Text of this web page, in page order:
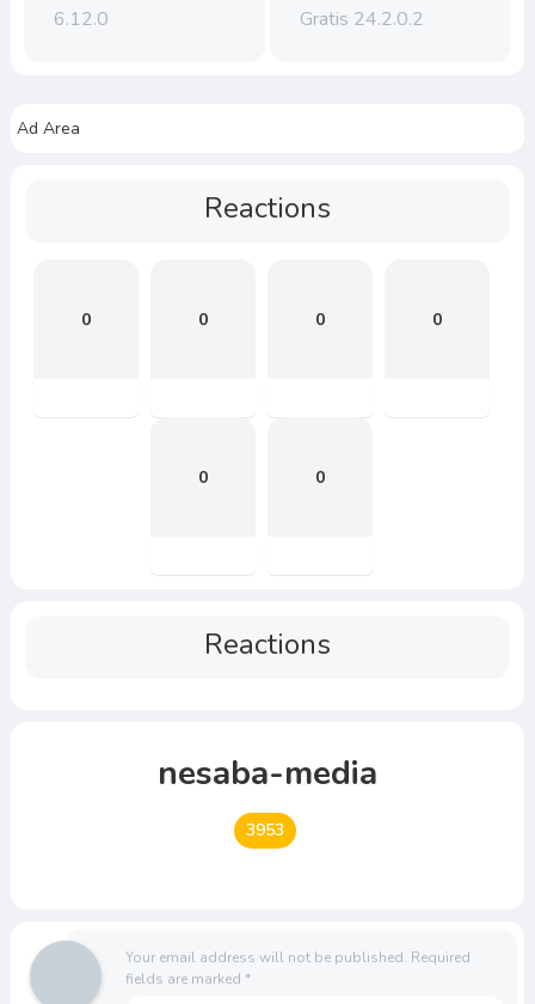
6.12.0
Gratis 24.2.0.2
Ad Area
Reactions
0 0 0 0
0 0
Reactions
nesaba-media
3953
Your email address will not be published. Required
fields are marked *